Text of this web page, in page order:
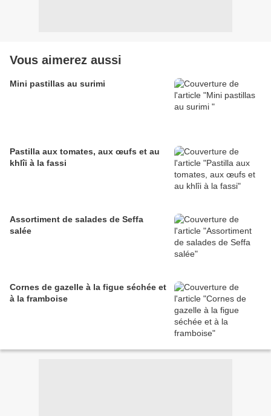
Vous aimerez aussi
Mini pastillas au surimi
Pastilla aux tomates, aux œufs et au
khlîi à la fassi
Assortiment de salades de Seffa
salée
Cornes de gazelle à la figue séchée et
à la framboise